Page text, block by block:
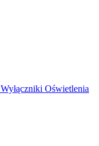
Wyłączniki Oświetlenia